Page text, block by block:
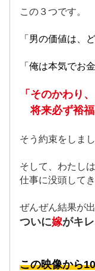
この３つです。
「男の価値は、
「俺は本気でお
「そのかわり、
将来必ず裕福
そう約束をしまし
そして、わたしは
仕事に没頭して
ぜんぜん結果が
ついに嫁がキレ
この映像から